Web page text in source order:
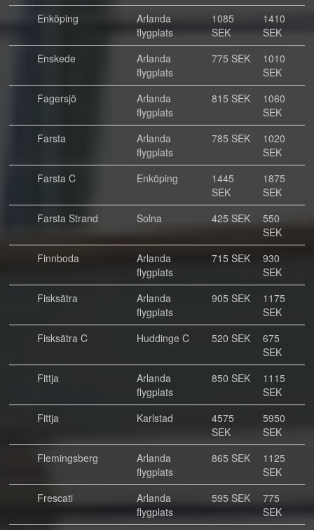
Enköping
Arlanda
flygplats
1085
SEK
1410
SEK
Enskede
Arlanda
flygplats
775 SEK
1010
SEK
Fagersjö
Arlanda
flygplats
815 SEK
1060
SEK
Farsta
Arlanda
flygplats
785 SEK
1020
SEK
Farsta C
Enköping
1445
SEK
1875
SEK
Farsta Strand
Solna 425 SEK
550
SEK
Finnboda
Arlanda
flygplats
715 SEK
930
SEK
Fisksätra
Arlanda
flygplats
905 SEK
1175
SEK
Fisksätra C
Huddinge C 520 SEK
675
SEK
Fittja
Arlanda
flygplats
850 SEK
1115
SEK
Fittja
Karlstad
4575
SEK
5950
SEK
Flemingsberg
Arlanda
flygplats
865 SEK
1125
SEK
Frescati
Arlanda
flygplats
595 SEK
775
SEK